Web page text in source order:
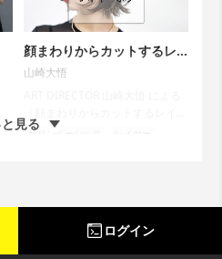
顔まわりからカットするレ
イヤーボブ
山崎大悟
ーボブ」...
サロンベーシック
見る
ログイン